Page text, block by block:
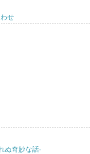
せ
ぬ奇妙な話-